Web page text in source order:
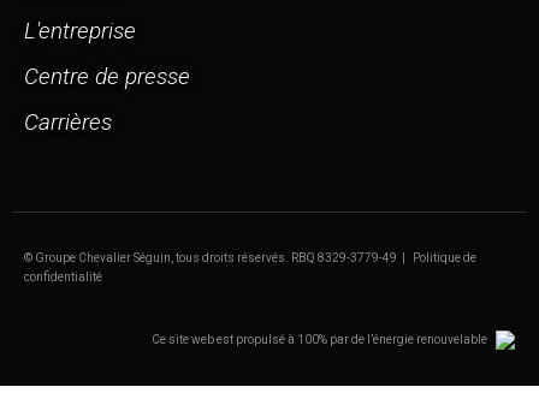
L'entreprise
Centre de presse
Carrières
© Groupe Chevalier Séguin, tous droits réservés. RBQ 8329-3779-49 |
Politique de
confidentialité
Ce site web est propulsé à 100% par de l’énergie renouvelable